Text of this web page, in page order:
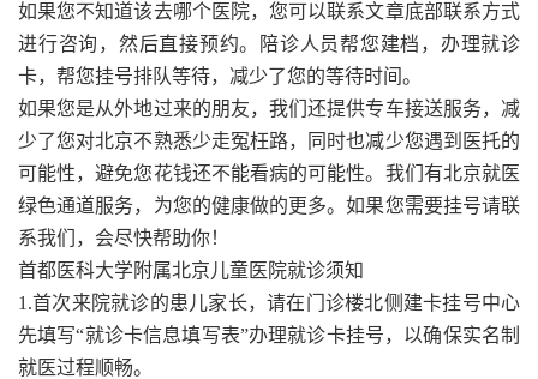
如果您不知道该去哪个医院，您可以联系文章底部联系方式
进行咨询，然后直接预约。陪诊人员帮您建档，办理就诊
卡，帮您挂号排队等待，减少了您的等待时间。
如果您是从外地过来的朋友，我们还提供专车接送服务，减
少了您对北京不熟悉少走冤枉路，同时也减少您遇到医托的
可能性，避免您花钱还不能看病的可能性。我们有北京就医
绿色通道服务，为您的健康做的更多。如果您需要挂号请联
系我们，会尽快帮助你！
首都医科大学附属北京儿童医院就诊须知
1.首次来院就诊的患儿家长，请在门诊楼北侧建卡挂号中心
先填写“就诊卡信息填写表”办理就诊卡挂号，以确保实名制
就医过程顺畅。